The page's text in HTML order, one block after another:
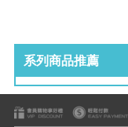
系列商品推薦